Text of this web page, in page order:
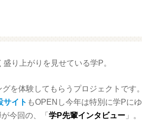
り上がりを見せている学P。
を体験してもらうプロジェクトです。
サイト もOPENし今年は特別に学Pにゆ
今回の、「 学P先輩インタビュー 」。